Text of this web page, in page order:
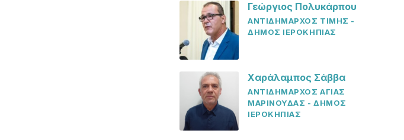
Γεώργιος Πολυκάρπου
ΑΝΤΙΔΗΜΑΡΧΟΣ ΤΙΜΗΣ -
ΔΗΜΟΣ ΙΕΡΟΚΗΠΙΑΣ
Χαράλαμπος Σάββα
ΑΝΤΙΔΗΜΑΡΧΟΣ ΑΓΙΑΣ
ΜΑΡΙΝΟΥΔΑΣ - ΔΗΜΟΣ
ΙΕΡΟΚΗΠΙΑΣ